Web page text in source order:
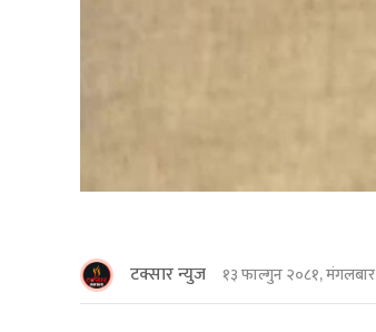
टक्सार न्युज १३ फाल्गुन २०८१, मंगलबार